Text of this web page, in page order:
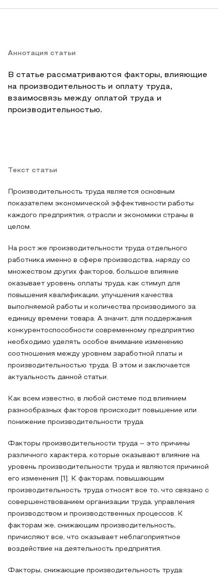
Аннотация статьи
В статье рассматриваются факторы, влияющие
на производительность и оплату труда,
взаимосвязь между оплатой труда и
производительностью.
Текст статьи
Производительность труда является основным
показателем экономической эффективности работы
каждого предприятия, отрасли и экономики страны в
целом.
На рост же производительности труда отдельного
работника именно в сфере производства, наряду со
множеством других факторов, большое влияние
оказывает уровень оплаты труда, как стимул для
повышения квалификации, улучшения качества
выполняемой работы и количества производимого за
единицу времени товара. А значит, для поддержания
конкурентоспособности современному предприятию
необходимо уделять особое внимание изменению
соотношения между уровнем заработной платы и
производительностью труда. В этом и заключается
актуальность данной статьи.
Как всем известно, в любой системе под влиянием
разнообразных факторов происходит повышение или
понижение производительности труда.
Факторы производительности труда – это причины
различного характера, которые оказывают влияние на
уровень производительности труда и являются причиной
его изменения [1]. К факторам, повышающим
производительность труда относят все то, что связано с
совершенствованием организации труда, управления
производством и производственных процессов. К
факторам же, снижающим производительность,
причисляют все, что оказывает неблагоприятное
воздействие на деятельность предприятия.
Факторы, снижающие производительность труда: